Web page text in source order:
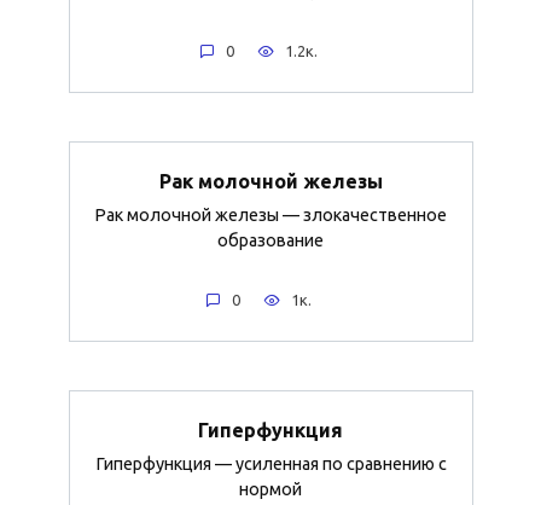
0 1.2к.
Рак молочной железы
Рак молочной железы — злокачественное
образование
0 1к.
Гиперфункция
Гиперфункция — усиленная по сравнению с
нормой